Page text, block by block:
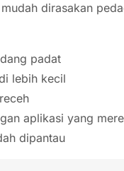
dirasakan
padat
lebih kecil
aplikasi yang
dipantau